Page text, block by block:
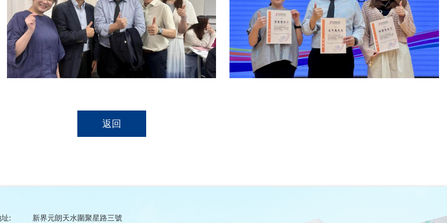
返回
: 新界元朗天水圍聚星路三號